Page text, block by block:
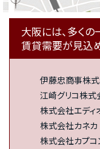
大阪には、多く
賃貸需要が見込
伊藤忠商事株
江崎グリコ株式
株式会社エディ
株式会社カネカ
株式会社カプコ